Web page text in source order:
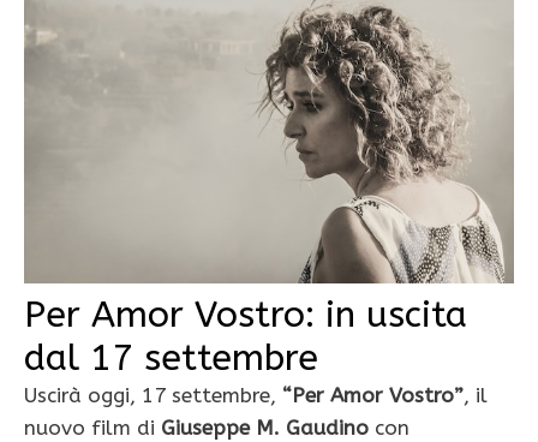
Per Amor Vostro: in uscita
dal 17 settembre
Uscirà oggi, 17 settembre, “Per Amor Vostro”, il
nuovo film di Giuseppe M. Gaudino con